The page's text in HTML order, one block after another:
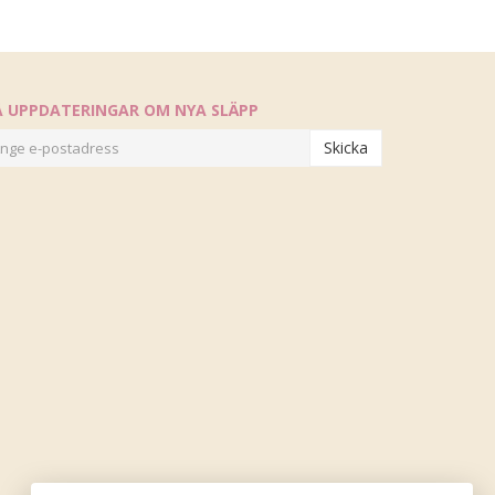
UPPDATERINGAR OM NYA SLÄPP
Skicka